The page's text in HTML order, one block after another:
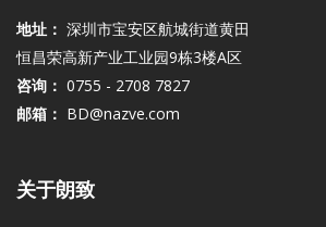
地址： 深圳市宝安区航城街道黄田
恒昌荣高新产业工业园9栋3楼A区
咨询： 0755 - 2708 7827
邮箱： BD@nazve.com
关于朗致